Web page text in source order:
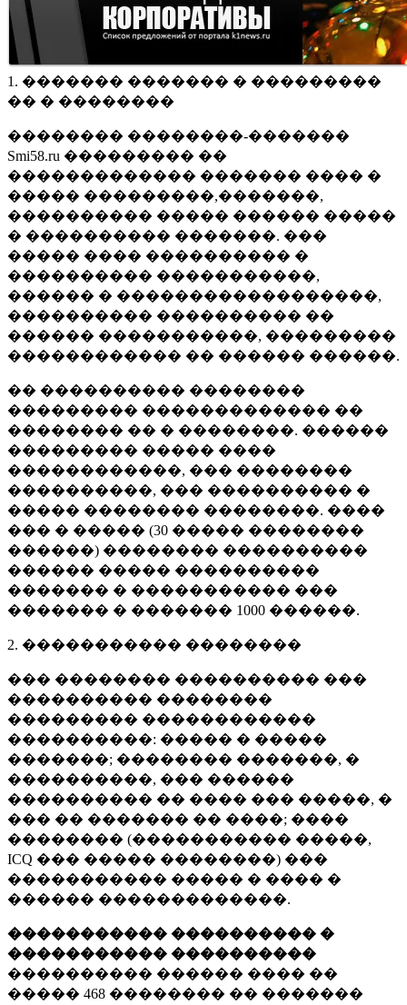
1. ������� ������� � ���������
�� � ��������
�������� ��������-�������
Smi58.ru ��������� ��
������������� ������� ���� �
����� ���������,�������,
���������� ����� ������ �����
� ���������� �������. ���
����� ���� ���������� �
���������� �����������,
������ � ������������������,
���������� ���������� ��
������ �����������, ���������
������������ �� ������ ������.
�� ���������� ��������
��������� ������������� ��
�������� �� � ��������. ������
��������� ����� ����
������������, ��� ��������
����������, ��� ���������� �
����� �������� ��������. ����
��� � ����� (30 ����� ��������
������) �������� ����������
������ ����� ����������
������� � ����������� ���
������� � ������� 1000 ������.
2. ����������� ��������
��� �������� ���������� ���
���������� ��������
��������� ������������
����������: ����� � �����
�������; �������� �������, �
����������, ��� ������
���������� �� ���� ��� �����, �
��� �� ������� �� ����; ����
�������� (����������� �����,
ICQ ��� ����� ��������) ���
����������� ����� � ���� �
������ �������������.
����������� ���������� �
����������� ����������
���������� ������ ���� ��
����� 468 �������� �� �������